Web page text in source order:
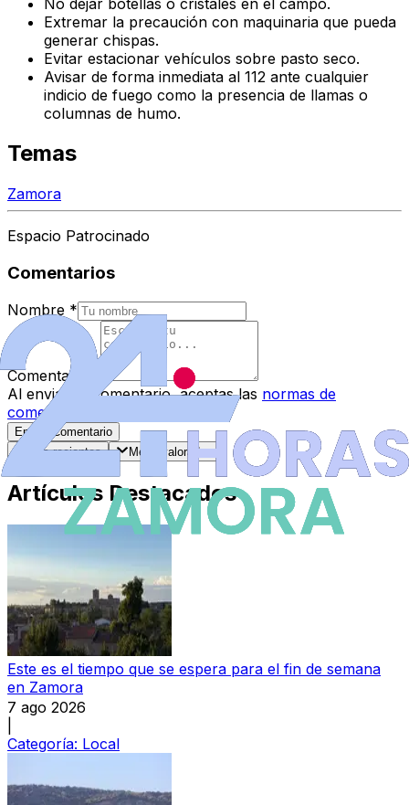
Extremar la precaución con maquinaria que pueda
generar chispas.
Evitar estacionar vehículos sobre pasto seco.
Avisar de forma inmediata al 112 ante cualquier
indicio de fuego como la presencia de llamas o
columnas de humo.
Temas
Zamora
Espacio Patrocinado
Comentarios
Nombre *
Comentario
Al enviar tu comentario, aceptas las normas de
comentarios
Enviar Comentario
Más recientes
Mejor valorados
Artículos Destacados
Este es el tiempo que se espera para el fin de semana
en Zamora
7 ago 2026
Categoría: Local